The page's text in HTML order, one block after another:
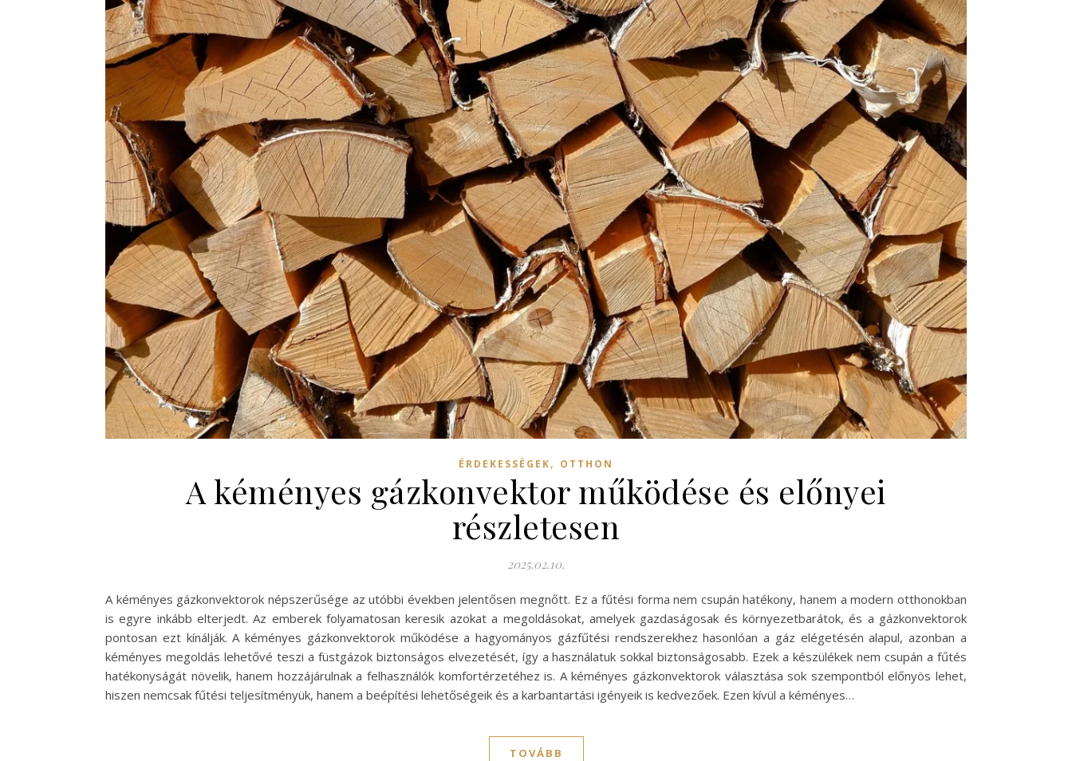
ÉRDEKESSÉGEK, OTTHON
A kéményes gázkonvektor működése és előnyei
részletesen
2025.02.10.
A kéményes gázkonvektorok népszerűsége az utóbbi években jelentősen megnőtt. Ez a fűtési forma nem csupán hatékony, hanem a modern otthonokban
is egyre inkább elterjedt. Az emberek folyamatosan keresik azokat a megoldásokat, amelyek gazdaságosak és környezetbarátok, és a gázkonvektorok
pontosan ezt kínálják. A kéményes gázkonvektorok működése a hagyományos gázfűtési rendszerekhez hasonlóan a gáz elégetésén alapul, azonban a
kéményes megoldás lehetővé teszi a füstgázok biztonságos elvezetését, így a használatuk sokkal biztonságosabb. Ezek a készülékek nem csupán a fűtés
hatékonyságát növelik, hanem hozzájárulnak a felhasználók komfortérzetéhez is. A kéményes gázkonvektorok választása sok szempontból előnyös lehet,
hiszen nemcsak fűtési teljesítményük, hanem a beépítési lehetőségeik és a karbantartási igényeik is kedvezőek. Ezen kívül a kéményes…
TOVÁBB